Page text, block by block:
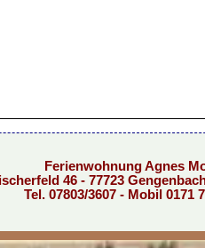
Ferienwohnung Agnes
46 - 77723
Tel. 07803/3607 - Mobil 0171